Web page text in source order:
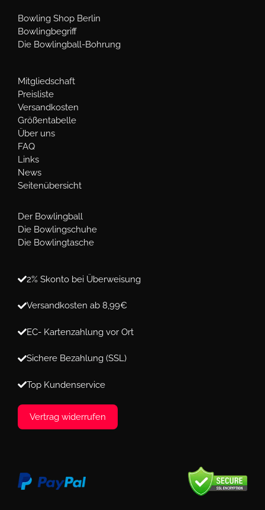
Bowling Shop Berlin
Bowlingbegriff
Die Bowlingball-Bohrung
Mitgliedschaft
Preisliste
Versandkosten
Größentabelle
Über uns
FAQ
Links
News
Seitenübersicht
Der Bowlingball
Die Bowlingschuhe
Die Bowlingtasche
2% Skonto bei Überweisung
Versandkosten ab 8,99€
EC- Kartenzahlung vor Ort
Sichere Bezahlung (SSL)
Top Kundenservice
Vertrag widerrufen